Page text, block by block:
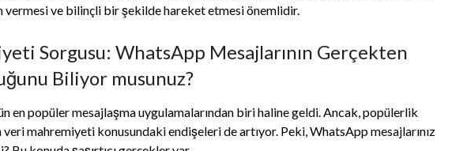
vermesi ve bilinçli bir şekilde hareket etmesi önemlidir.
Sorgusu: WhatsApp Mesajlarının Gerçekten
Biliyor musunuz?
en popüler mesajlaşma uygulamalarından biri haline geldi. Ancak, popülerlik
veri mahremiyeti konusundaki endişeleri de artıyor. Peki, WhatsApp mesajlarınız